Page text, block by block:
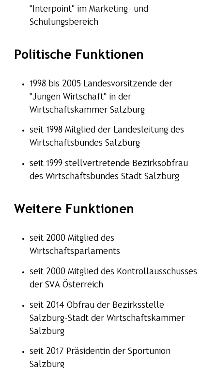
"Interpoint" im Marketing- und
Schulungsbereich
Politische Funktionen
1998 bis 2005 Landesvorsitzende der
"Jungen Wirtschaft" in der
Wirtschaftskammer Salzburg
seit 1998 Mitglied der Landesleitung des
Wirtschaftsbundes Salzburg
seit 1999 stellvertretende Bezirksobfrau
des Wirtschaftsbundes Stadt Salzburg
Weitere Funktionen
seit 2000 Mitglied des
Wirtschaftsparlaments
seit 2000 Mitglied des Kontrollausschusses
der SVA Österreich
seit 2014 Obfrau der Bezirksstelle
Salzburg-Stadt der Wirtschaftskammer
Salzburg
seit 2017 Präsidentin der Sportunion
Salzburg